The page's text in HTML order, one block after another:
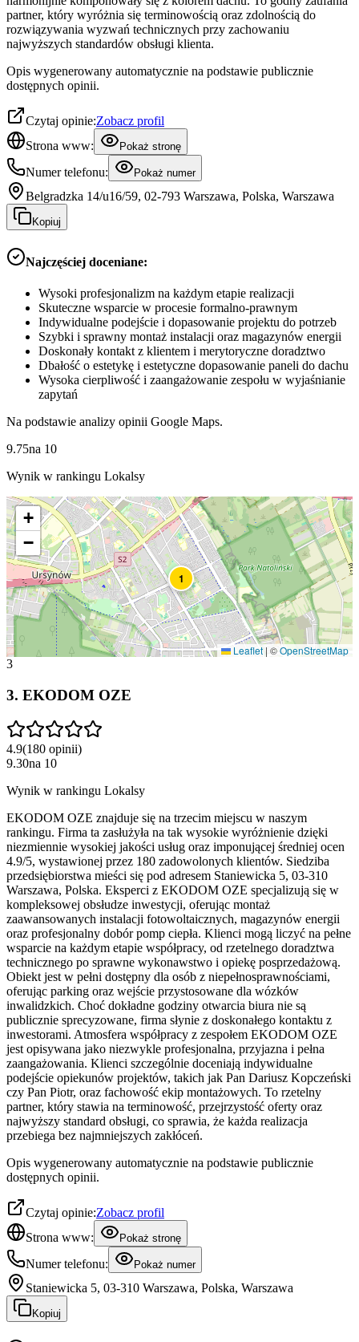
partner, który wyróżnia się terminowością oraz zdolnością do
rozwiązywania wyzwań technicznych przy zachowaniu
najwyższych standardów obsługi klienta.
Opis wygenerowany automatycznie na podstawie publicznie
dostępnych opinii.
Czytaj opinie:Zobacz profil
Strona www:
Pokaż stronę
Numer telefonu: Pokaż numer
Belgradzka 14/u16/59, 02-793 Warszawa, Polska, Warszawa
Kopiuj
Najczęściej doceniane:
Wysoki profesjonalizm na każdym etapie realizacji
Skuteczne wsparcie w procesie formalno-prawnym
Indywidualne podejście i dopasowanie projektu do potrzeb
Szybki i sprawny montaż instalacji oraz magazynów energii
Doskonały kontakt z klientem i merytoryczne doradztwo
Dbałość o estetykę i estetyczne dopasowanie paneli do dachu
Wysoka cierpliwość i zaangażowanie zespołu w wyjaśnianie
zapytań
Na podstawie analizy opinii Google Maps.
9.75na 10
Wynik w rankingu Lokalsy
1
+
−
Leaflet | ©OpenStreetMap
3
3. EKODOM OZE
4.9(180 opinii)
9.30na 10
Wynik w rankingu Lokalsy
EKODOM OZE znajduje się na trzecim miejscu w naszym
rankingu. Firma ta zasłużyła na tak wysokie wyróżnienie dzięki
niezmiennie wysokiej jakości usług oraz imponującej średniej ocen
4.9/5, wystawionej przez 180 zadowolonych klientów. Siedziba
przedsiębiorstwa mieści się pod adresem Staniewicka 5, 03-310
Warszawa, Polska. Eksperci z EKODOM OZE specjalizują się w
kompleksowej obsłudze inwestycji, oferując montaż
zaawansowanych instalacji fotowoltaicznych, magazynów energii
oraz profesjonalny dobór pomp ciepła. Klienci mogą liczyć na pełne
wsparcie na każdym etapie współpracy, od rzetelnego doradztwa
technicznego po sprawne wykonawstwo i opiekę posprzedażową.
Obiekt jest w pełni dostępny dla osób z niepełnosprawnościami,
oferując parking oraz wejście przystosowane dla wózków
inwalidzkich. Choć dokładne godziny otwarcia biura nie są
publicznie sprecyzowane, firma słynie z doskonałego kontaktu z
inwestorami. Atmosfera współpracy z zespołem EKODOM OZE
jest opisywana jako niezwykle profesjonalna, przyjazna i pełna
zaangażowania. Klienci szczególnie doceniają indywidualne
podejście opiekunów projektów, takich jak Pan Dariusz Kopczeński
czy Pan Piotr, oraz fachowość ekip montażowych. To rzetelny
partner, który stawia na terminowość, przejrzystość oferty oraz
najwyższy standard obsługi, co sprawia, że każda realizacja
przebiega bez najmniejszych zakłóceń.
Opis wygenerowany automatycznie na podstawie publicznie
dostępnych opinii.
Czytaj opinie:Zobacz profil
Strona www:
Pokaż stronę
Numer telefonu: Pokaż numer
Staniewicka 5, 03-310 Warszawa, Polska, Warszawa
Kopiuj